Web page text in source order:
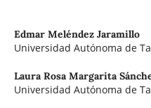
Edmar Meléndez Jaramillo
Universidad Autónoma de
Laura Rosa Margarita
Universidad Autónoma de